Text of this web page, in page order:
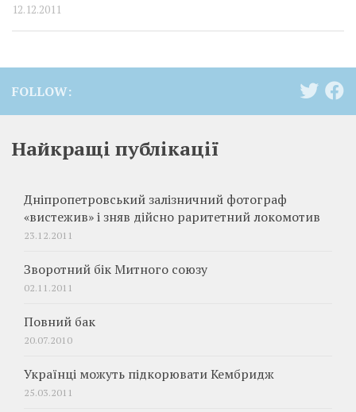
12.12.2011
FOLLOW:
Найкращі публікації
Дніпропетровський залізничний фотограф
«вистежив» і зняв дійсно раритетний локомотив
23.12.2011
Зворотний бік Митного союзу
02.11.2011
Повний бак
20.07.2010
Українці можуть підкорювати Кембридж
25.03.2011